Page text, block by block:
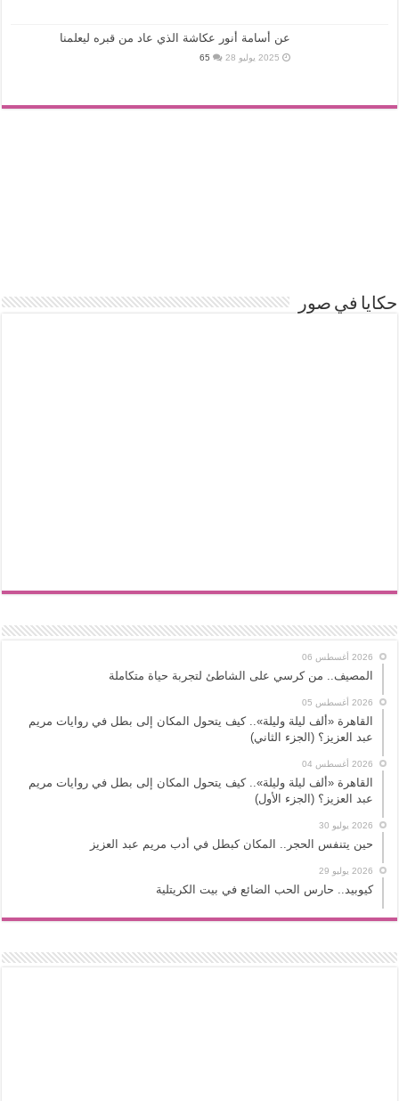
عن أسامة أنور عكاشة الذي عاد من قبره ليعلمنا
2025 يوليو 28 65
حكايا في صور
2026 أغسطس 06
المصيف.. من كرسي على الشاطئ لتجربة حياة متكاملة
2026 أغسطس 05
القاهرة «ألف ليلة وليلة».. كيف يتحول المكان إلى بطل في روايات مريم
عبد العزيز؟ (الجزء الثاني)
2026 أغسطس 04
القاهرة «ألف ليلة وليلة».. كيف يتحول المكان إلى بطل في روايات مريم
عبد العزيز؟ (الجزء الأول)
2026 يوليو 30
حين يتنفس الحجر.. المكان كبطل في أدب مريم عبد العزيز
2026 يوليو 29
كيوبيد.. حارس الحب الضائع في بيت الكريتلية